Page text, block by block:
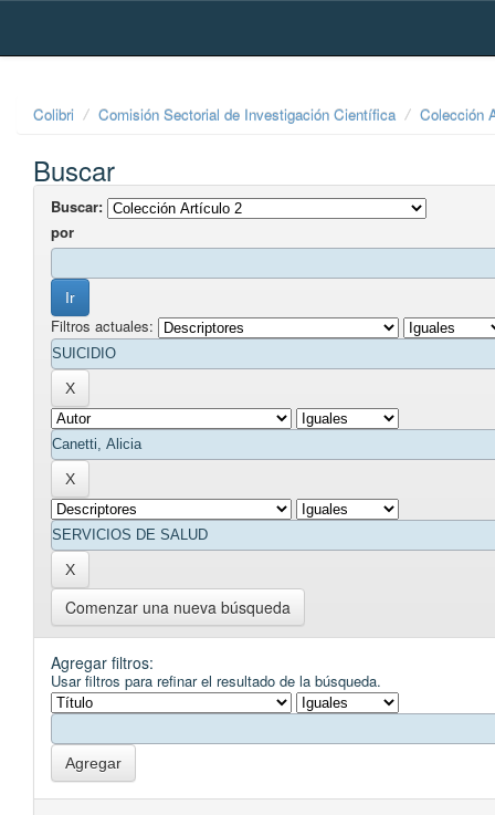
Skip
Colibri Comisión Sectorial de Investigación Científica Colección
Buscar
Buscar:
por
Filtros actuales:
Comenzar una nueva búsqueda
Agregar filtros:
Usar filtros para refinar el resultado de la búsqueda.